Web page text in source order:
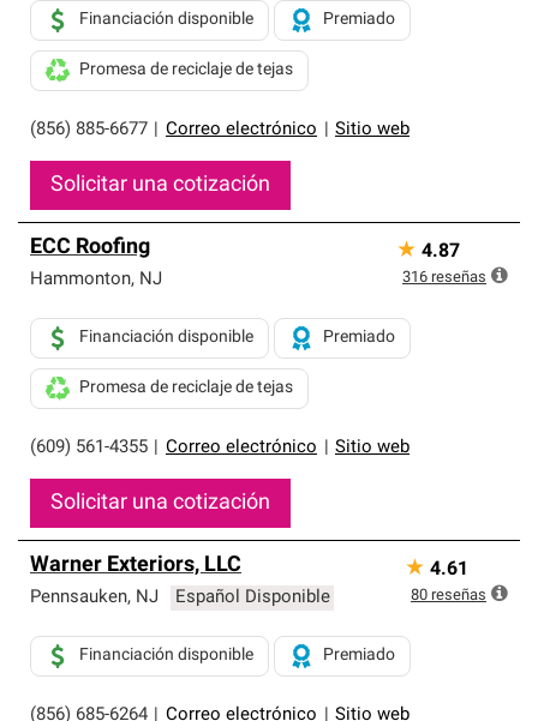
(856) 885-6677 Correo electrónico Sitio web
Financiación disponible Premiado
Promesa de reciclaje de tejas
Solicitar una cotización
ECC Roofing
Hammonton, NJ
(609) 561-4355 Correo electrónico Sitio web
Financiación disponible Premiado
Promesa de reciclaje de tejas
Solicitar una cotización
★ 4.87
316 reseñas
Warner Exteriors, LLC
Pennsauken, NJ Español Disponible
(856) 685-6264 Correo electrónico Sitio web
Financiación disponible Premiado
★ 4.61
80 reseñas